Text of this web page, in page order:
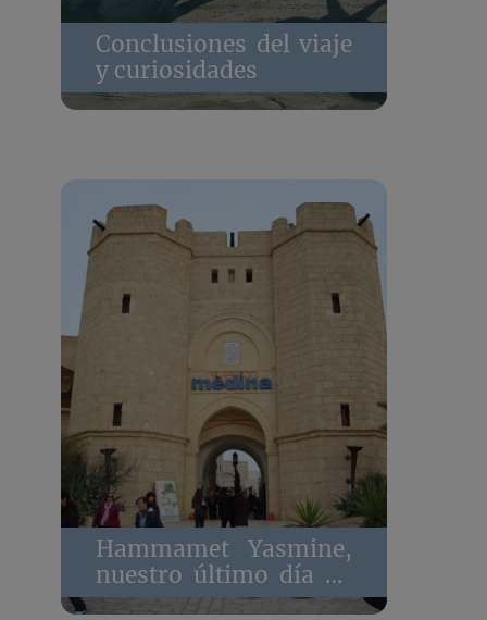
Conclusiones del viaje
y curiosidades
Hammamet Yasmine,
nuestro último día en
Túnez